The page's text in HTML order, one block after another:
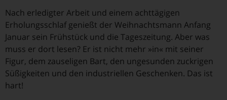
Nach erledigter Arbeit und einem achttägigen
Erholungsschlaf genießt der Weihnachtsmann Anfang
Januar sein Frühstück und die Tageszeitung. Aber was
muss er dort lesen? Er ist nicht mehr »in« mit seiner
Figur, dem zauseligen Bart, den ungesunden zuckrigen
Süßigkeiten und den industriellen Geschenken. Das ist
hart!